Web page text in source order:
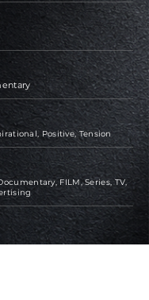
Positive, Tension
FILM, Series, TV,